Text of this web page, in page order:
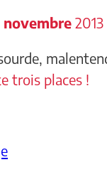
novembre 2013
trois places !